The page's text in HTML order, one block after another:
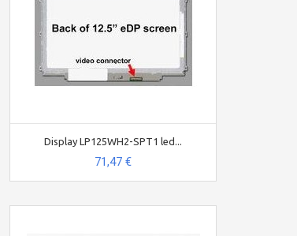
Display LP125WH2-SPT1 led...
71,47 €